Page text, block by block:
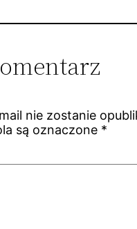
nie zostanie
są oznaczone *